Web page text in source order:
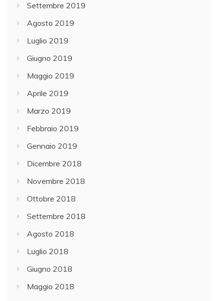
Settembre 2019
Agosto 2019
Luglio 2019
Giugno 2019
Maggio 2019
Aprile 2019
Marzo 2019
Febbraio 2019
Gennaio 2019
Dicembre 2018
Novembre 2018
Ottobre 2018
Settembre 2018
Agosto 2018
Luglio 2018
Giugno 2018
Maggio 2018